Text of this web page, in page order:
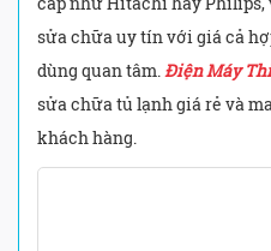
sửa chữa uy tín với giá cả
dùng quan tâm.Điện Máy
sửa chữa tủ lạnh giá rẻ và
khách hàng.